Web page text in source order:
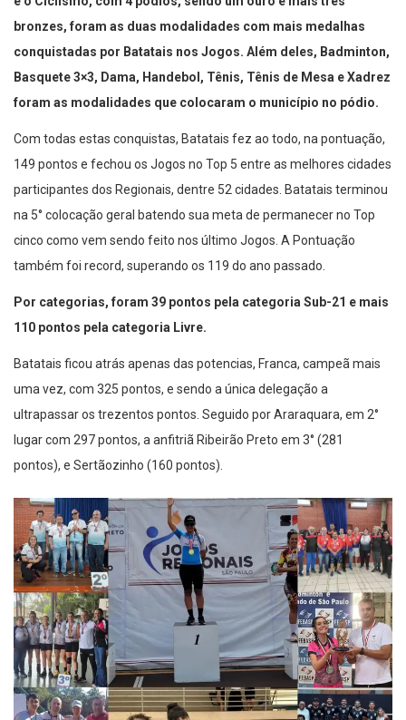
e o Ciclismo, com 4 pódios, sendo um ouro e mais três
bronzes, foram as duas modalidades com mais medalhas
conquistadas por Batatais nos Jogos. Além deles, Badminton,
Basquete 3×3, Dama, Handebol, Tênis, Tênis de Mesa e Xadrez
foram as modalidades que colocaram o município no pódio.
Com todas estas conquistas, Batatais fez ao todo, na pontuação,
149 pontos e fechou os Jogos no Top 5 entre as melhores cidades
participantes dos Regionais, dentre 52 cidades. Batatais terminou
na 5° colocação geral batendo sua meta de permanecer no Top
cinco como vem sendo feito nos último Jogos. A Pontuação
também foi record, superando os 119 do ano passado.
Por categorias, foram 39 pontos pela categoria Sub-21 e mais
110 pontos pela categoria Livre.
Batatais ficou atrás apenas das potencias, Franca, campeã mais
uma vez, com 325 pontos, e sendo a única delegação a
ultrapassar os trezentos pontos. Seguido por Araraquara, em 2°
lugar com 297 pontos, a anfitriã Ribeirão Preto em 3° (281
pontos), e Sertãozinho (160 pontos).